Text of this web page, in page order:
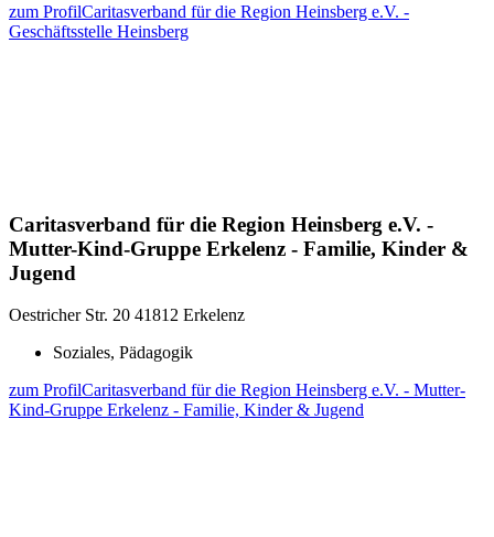
zum ProfilCaritasverband für die Region Heinsberg e.V. -
Geschäftsstelle Heinsberg
Caritasverband für die Region Heinsberg e.V. -
Mutter-Kind-Gruppe Erkelenz - Familie, Kinder &
Jugend
Oestricher Str. 20 41812 Erkelenz
Soziales, Pädagogik
zum ProfilCaritasverband für die Region Heinsberg e.V. - Mutter-
Kind-Gruppe Erkelenz - Familie, Kinder & Jugend